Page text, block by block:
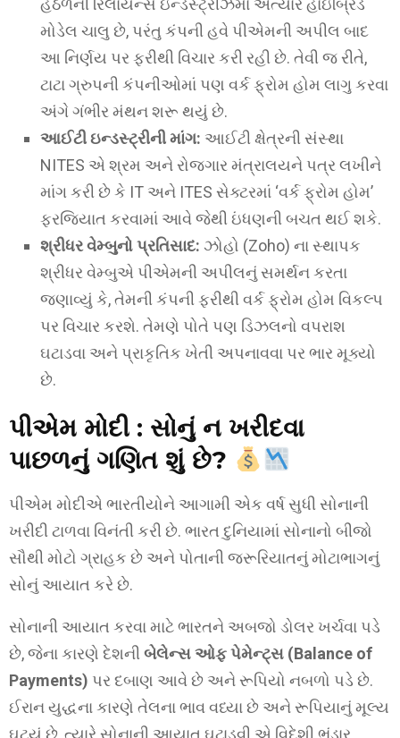
હેઠળની રિલાયન્સ ઇન્ડસ્ટ્રીઝમાં અત્યારે હાઇબ્રિડ
મોડેલ ચાલુ છે, પરંતુ કંપની હવે પીએમની અપીલ બાદ
આ નિર્ણય પર ફરીથી વિચાર કરી રહી છે. તેવી જ રીતે,
ટાટા ગ્રુપની કંપનીઓમાં પણ વર્ક ફ્રોમ હોમ લાગુ કરવા
અંગે ગંભીર મંથન શરૂ થયું છે.
આઈટી ઇન્ડસ્ટ્રીની માંગ: આઈટી ક્ષેત્રની સંસ્થા
NITES એ શ્રમ અને રોજગાર મંત્રાલયને પત્ર લખીને
માંગ કરી છે કે IT અને ITES સેક્ટરમાં ‘વર્ક ફ્રોમ હોમ’
ફરજિયાત કરવામાં આવે જેથી ઇંધણની બચત થઈ શકે.
શ્રીધર વેમ્બુનો પ્રતિસાદ: ઝોહો (Zoho) ના સ્થાપક
શ્રીધર વેમ્બુએ પીએમની અપીલનું સમર્થન કરતા
જણાવ્યું કે, તેમની કંપની ફરીથી વર્ક ફ્રોમ હોમ વિકલ્પ
પર વિચાર કરશે. તેમણે પોતે પણ ડિઝલનો વપરાશ
ઘટાડવા અને પ્રાકૃતિક ખેતી અપનાવવા પર ભાર મૂક્યો
છે.
પીએમ મોદી : સોનું ન ખરીદવા
પાછળનું ગણિત શું છે?
પીએમ મોદીએ ભારતીયોને આગામી એક વર્ષ સુધી સોનાની
ખરીદી ટાળવા વિનંતી કરી છે. ભારત દુનિયામાં સોનાનો બીજો
સૌથી મોટો ગ્રાહક છે અને પોતાની જરૂરિયાતનું મોટાભાગનું
સોનું આયાત કરે છે.
સોનાની આયાત કરવા માટે ભારતને અબજો ડોલર ખર્ચવા પડે
છે, જેના કારણે દેશનીબેલેન્સ ઓફ પેમેન્ટ્સ (Balance of
Payments) પર દબાણ આવે છે અને રૂપિયો નબળો પડે છે.
ઈરાન યુદ્ધના કારણે તેલના ભાવ વધ્યા છે અને રૂપિયાનું મૂલ્ય
ઘટ્યું છે, ત્યારે સોનાની આયાત ઘટાડવી એ વિદેશી ભંડાર